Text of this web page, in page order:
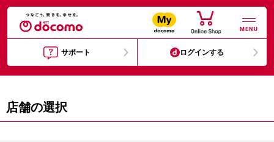
MENU
サポート ログインする
店舗の選択